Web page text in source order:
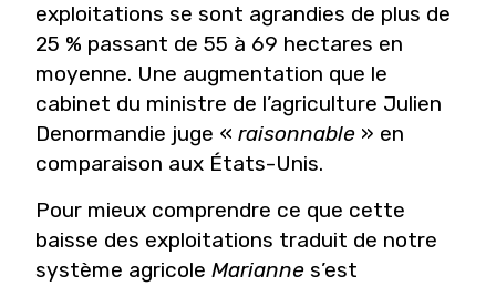
exploitations se sont agrandies de plus de
25 % passant de 55 à 69 hectares en
moyenne. Une augmentation que le
cabinet du ministre de l’agriculture Julien
Denormandie juge « raisonnable » en
comparaison aux États-Unis.
Pour mieux comprendre ce que cette
baisse des exploitations traduit de notre
système agricole Marianne s’est